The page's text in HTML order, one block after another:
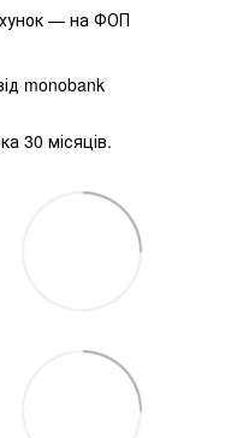
— на ФОП
monobank
30 місяців.